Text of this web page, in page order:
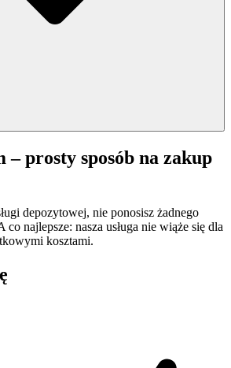
– prosty sposób na zakup
depozytowej, nie ponosisz żadnego
najlepsze: nasza usługa nie wiąże się dla
kosztami.